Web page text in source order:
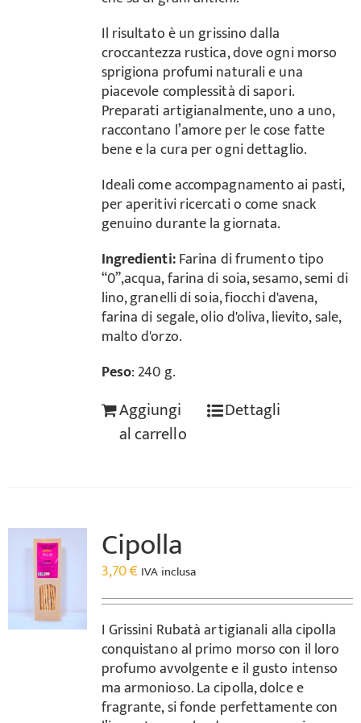
Il risultato è un grissino dalla
croccantezza rustica, dove ogni morso
sprigiona profumi naturali e una
piacevole complessità di sapori.
Preparati artigianalmente, uno a uno,
raccontano l’amore per le cose fatte
bene e la cura per ogni dettaglio.
Ideali come accompagnamento ai pasti,
per aperitivi ricercati o come snack
genuino durante la giornata.
Ingredienti:Farina di frumento tipo
“0”,acqua, farina di soia, sesamo, semi di
lino, granelli di soia, fiocchi d'avena,
farina di segale, olio d'oliva, lievito, sale,
malto d'orzo.
Peso: 240 g.
Aggiungi
al carrello
Dettagli
Cipolla
3,70€ IVA inclusa
I Grissini Rubatà artigianali alla cipolla
conquistano al primo morso con il loro
profumo avvolgente e il gusto intenso
ma armonioso. La cipolla, dolce e
fragrante, si fonde perfettamente con